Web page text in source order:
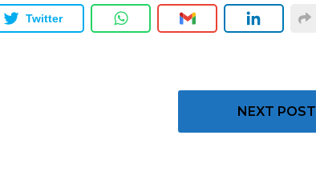
Twitter
NEXT POST